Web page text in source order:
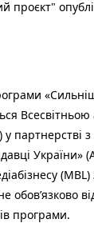
проєкт"
Всесвітньою
партнерстві з
України»
обов’язково
програми.